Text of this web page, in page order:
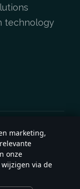
technology
marketing,
onze
wijzigen via de